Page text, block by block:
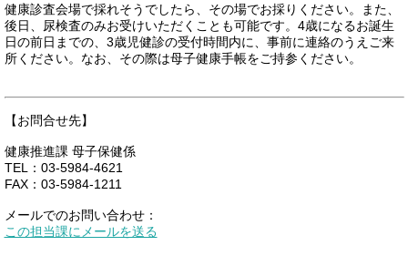
健康診査会場で採れそうでしたら、その場でお採りください。また、
後日、尿検査のみお受けいただくことも可能です。4歳になるお誕生
日の前日までの、3歳児健診の受付時間内に、事前に連絡のうえご来
所ください。なお、その際は母子健康手帳をご持参ください。
【お問合せ先】
健康推進課 母子保健係
TEL：03-5984-4621
FAX：03-5984-1211
メールでのお問い合わせ：
この担当課にメールを送る